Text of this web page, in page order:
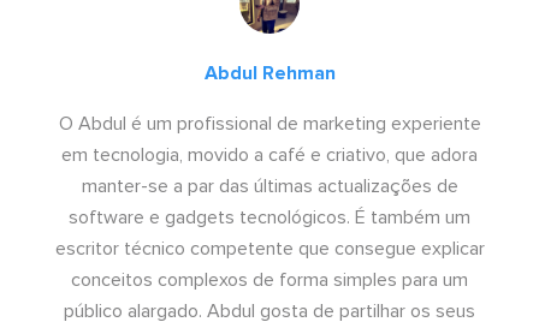
Abdul Rehman
O Abdul é um profissional de marketing experiente
em tecnologia, movido a café e criativo, que adora
manter-se a par das últimas actualizações de
software e gadgets tecnológicos. É também um
escritor técnico competente que consegue explicar
conceitos complexos de forma simples para um
público alargado. Abdul gosta de partilhar os seus